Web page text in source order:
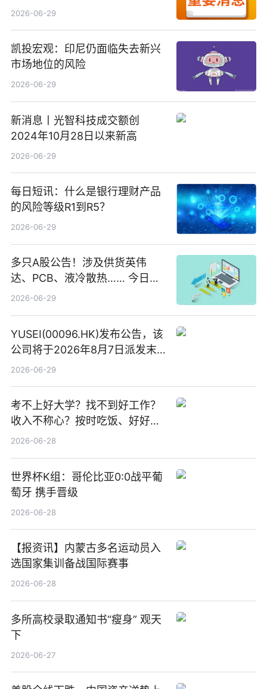
备案公示剧目197部
2026-06-29
凯投宏观：印尼仍面临失去新兴
市场地位的风险
2026-06-29
新消息丨光智科技成交额创
2024年10月28日以来新高
2026-06-29
每日短讯：什么是银行理财产品
的风险等级R1到R5？
2026-06-29
多只A股公告！涉及供货英伟
达、PCB、液冷散热…… 今日快
讯
2026-06-29
YUSEI(00096.HK)发布公告，该
公司将于2026年8月7日派发末
期股息每股人民币0.013元 每日
2026-06-29
考不上好大学？找不到好工作？
收入不称心？按时吃饭、好好睡
觉
2026-06-28
世界杯K组：哥伦比亚0:0战平葡
萄牙 携手晋级
2026-06-28
【报资讯】内蒙古多名运动员入
选国家集训备战国际赛事
2026-06-28
多所高校录取通知书“瘦身” 观天
下
2026-06-27